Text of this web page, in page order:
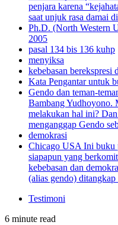
penjara karena
saat unjuk rasa damai
Ph.D. (North Western
2005
pasal 134 bis 136 kuhp
menyiksa
kebebasan berekspresi
Kata Pengantar untuk
Gendo dan teman-
Bambang Yudhoyono.
melakukan hal ini?
menganggap Gendo
demokrasi
Chicago USA Ini buku
siapapun yang
kebebasan dan
(alias gendo)
Testimoni
6 minute read